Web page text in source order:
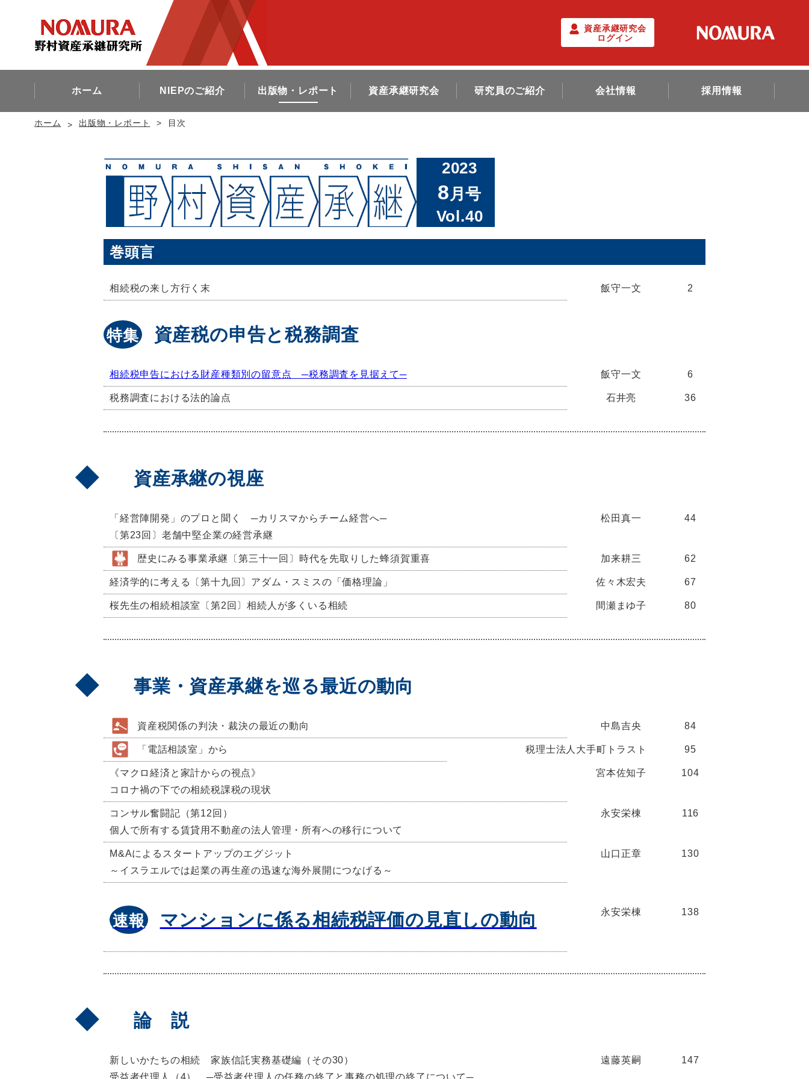
資産承継研究会
ログイン
ホーム NIEPのご紹介 出版物・レポート 資産承継研究会 研究員のご紹介 会社情報 採用情報
ホーム 出版物・レポート 目次
2023
8月号
Vol.40
巻頭言
相続税の来し方行く末 飯守一文 2
特集 資産税の申告と税務調査
相続税申告における財産種類別の留意点 ─税務調査を見据えて─ 飯守一文 6
税務調査における法的論点 石井亮 36
資産承継の視座
「経営陣開発」のプロと聞く ─カリスマからチーム経営へ─
〔第23回〕老舗中堅企業の経営承継
松田真一 44
歴史にみる事業承継〔第三十一回〕時代を先取りした蜂須賀重喜 加来耕三 62
経済学的に考える〔第十九回〕アダム・スミスの「価格理論」 佐々木宏夫 67
桜先生の相続相談室〔第2回〕相続人が多くいる相続 間瀬まゆ子 80
事業・資産承継を巡る最近の動向
資産税関係の判決・裁決の最近の動向 中島吉央 84
「電話相談室」から 税理士法人大手町トラスト 95
《マクロ経済と家計からの視点》
コロナ禍の下での相続税課税の現状
宮本佐知子 104
コンサル奮闘記（第12回）
個人で所有する賃貸用不動産の法人管理・所有への移行について
永安栄棟 116
M&Aによるスタートアップのエグジット
～イスラエルでは起業の再生産の迅速な海外展開につなげる～
山口正章 130
速報 マンションに係る相続税評価の見直しの動向 永安栄棟 138
論 説
新しいかたちの相続 家族信託実務基礎編（その30）
受益者代理人（4） ─受益者代理人の任務の終了と事務の処理の終了について─
遠藤英嗣 147